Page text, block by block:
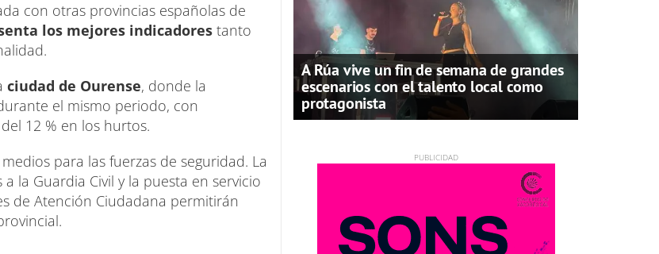
con otras provincias españolas de
los mejores indicadores tanto
ciudad de Ourense, donde la
el mismo periodo, con
12 % en los hurtos.
para las fuerzas de seguridad. La
la Guardia Civil y la puesta en servicio
de Atención Ciudadana permitirán
A Rúa vive un fin de semana de grandes
escenarios con el talento local como
protagonista